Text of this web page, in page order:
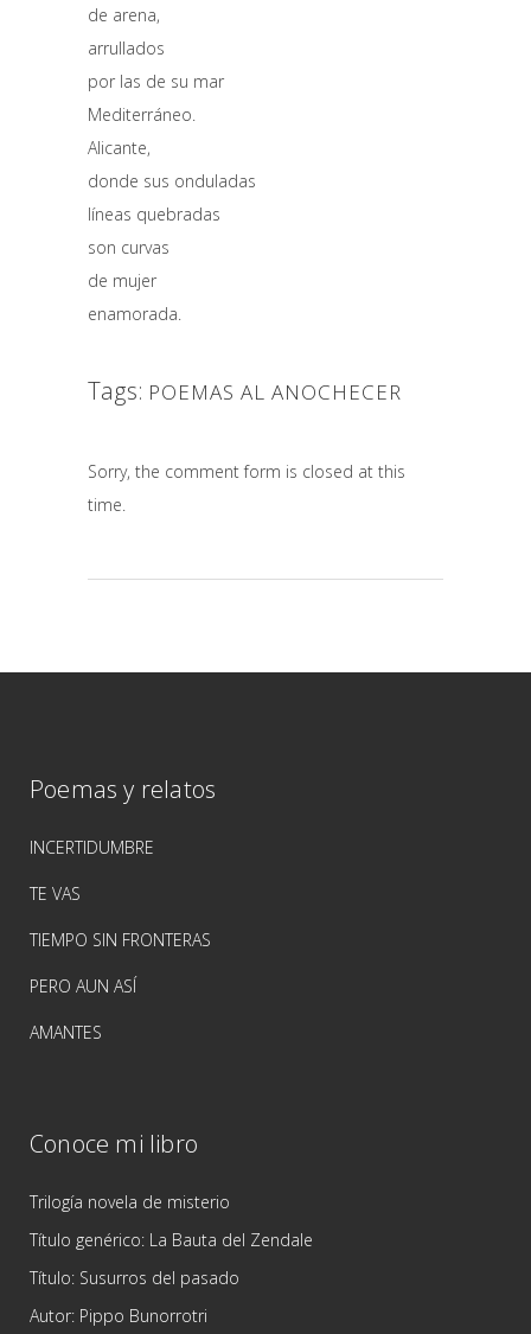
de arena,
arrullados
por las de su mar
Mediterráneo.
Alicante,
donde sus onduladas
líneas quebradas
son curvas
de mujer
enamorada.
Tags: POEMAS AL ANOCHECER
Sorry, the comment form is closed at this
time.
Poemas y relatos
INCERTIDUMBRE
TE VAS
TIEMPO SIN FRONTERAS
PERO AUN ASÍ
AMANTES
Conoce mi libro
Trilogía novela de misterio
Título genérico: La Bauta del Zendale
Título: Susurros del pasado
Autor: Pippo Bunorrotri